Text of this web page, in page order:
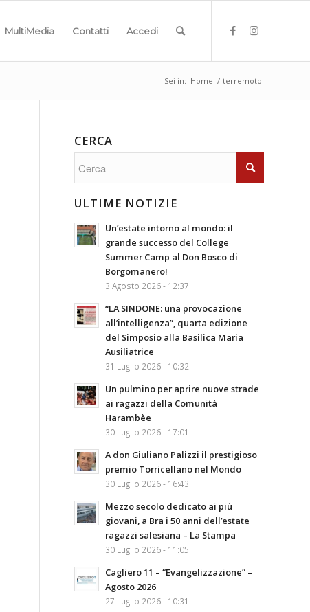
MultiMedia Contatti Accedi
Sei in: Home / terremoto
CERCA
ULTIME NOTIZIE
Un’estate intorno al mondo: il
grande successo del College
Summer Camp al Don Bosco di
Borgomanero!
3 Agosto 2026 - 12:37
“LA SINDONE: una provocazione
all’intelligenza”, quarta edizione
del Simposio alla Basilica Maria
Ausiliatrice
31 Luglio 2026 - 10:32
Un pulmino per aprire nuove strade
ai ragazzi della Comunità
Harambèe
30 Luglio 2026 - 17:01
A don Giuliano Palizzi il prestigioso
premio Torricellano nel Mondo
30 Luglio 2026 - 16:43
Mezzo secolo dedicato ai più
giovani, a Bra i 50 anni dell’estate
ragazzi salesiana – La Stampa
30 Luglio 2026 - 11:05
Cagliero 11 – “Evangelizzazione” –
Agosto 2026
27 Luglio 2026 - 10:31